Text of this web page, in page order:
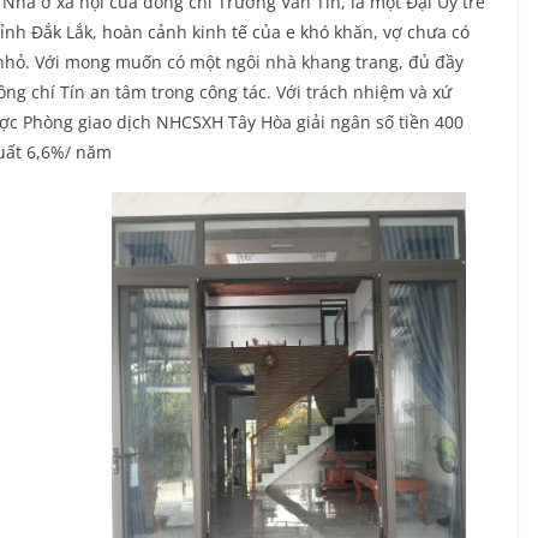
Đắk Lắk, hoàn cảnh kinh tế của e khó khăn, vợ chưa có
Với mong muốn có một ngôi nhà khang trang, đủ đầy
chí Tín an tâm trong công tác. Với trách nhiệm và xứ
Phòng giao dịch NHCSXH Tây Hòa giải ngân số tiền 400
6,6%/ năm